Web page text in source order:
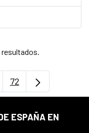
intermedias
Página
72
ESPAÑA EN